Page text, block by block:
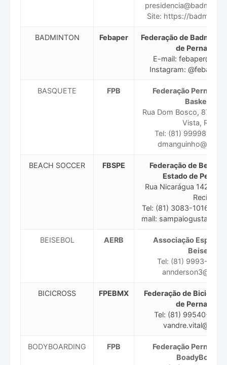
Site: https://
BADMINTON Febaper
Federação de
de
E-mail:
Instagram:
BASQUETE FPB
Federação
Basketball
Rua Dom Bosco, 871
Vista, Recife
Tel: (81) 99998-
BEACH SOCCER FBSPE
Federação de Beach
Estado de
Rua Nicarágua 142-B -
Recife
Tel: (81) 3083-1016/
mail:
BEISEBOL AERB
Associação
Beisebol
Tel: (81) 9993-2817
BICICROSS FPEBMX
Federação de
de
Tel: (81) 99540-
BODYBOARDING FPB
Federação